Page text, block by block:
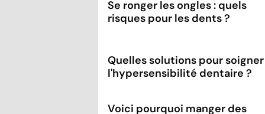
Se ronger les ongles : quels
risques pour les dents ?
Quelles solutions pour soigner
l'hypersensibilité dentaire ?
Voici pourquoi manger des